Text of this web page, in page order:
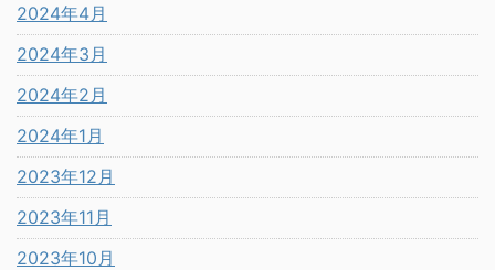
2024年4月
2024年3月
2024年2月
2024年1月
2023年12月
2023年11月
2023年10月